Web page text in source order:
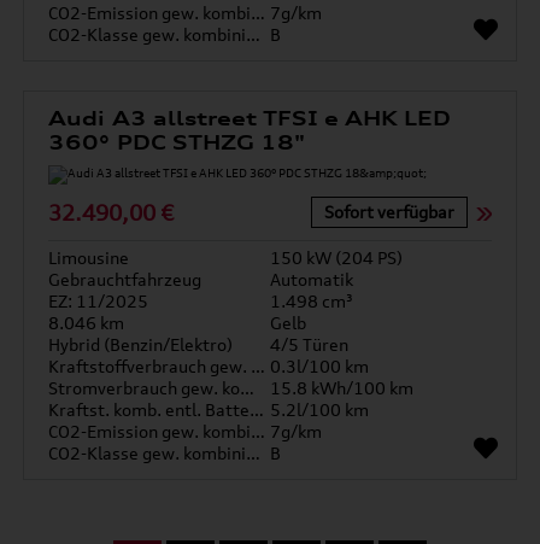
CO2-Emission gew. kombiniert 7g/km
CO2-Klasse gew. kombiniert B
Audi A3 allstreet TFSI e AHK LED
360° PDC STHZG 18"
32.490,00 € Sofort verfügbar
Limousine
150 kW (204 PS)
Gebrauchtfahrzeug
Automatik
EZ: 11/2025
1.498 cm³
8.046 km
Gelb
Hybrid (Benzin/Elektro)
4/5 Türen
Kraftstoffverbrauch gew. kombiniert 0.3l/100 km
Stromverbrauch gew. kombiniert
15.8 kWh/100 km
Kraftst. komb. entl. Batterie 5.2l/100 km
CO2-Emission gew. kombiniert 7g/km
CO2-Klasse gew. kombiniert B